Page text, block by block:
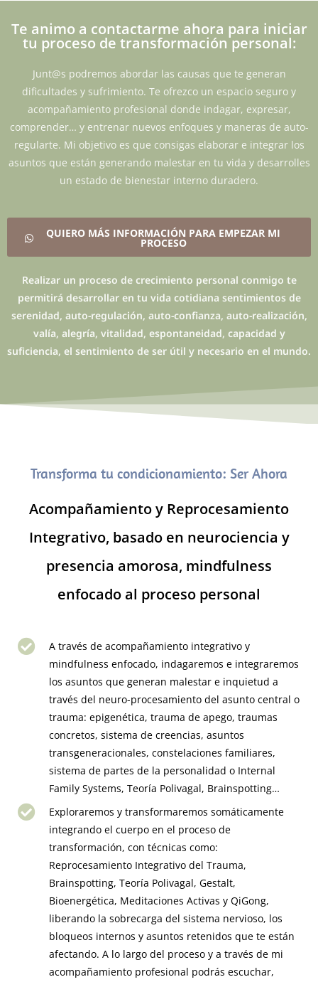
Te animo a contactarme ahora para iniciar
tu proceso de transformación personal:
Junt@s podremos abordar las causas que te generan
dificultades y sufrimiento. Te ofrezco un espacio seguro y
acompañamiento profesional donde indagar, expresar,
comprender… y entrenar nuevos enfoques y maneras de auto-
regularte. Mi objetivo es que consigas elaborar e integrar los
asuntos que están generando malestar en tu vida y desarrolles
un estado de bienestar interno duradero.
QUIERO MÁS INFORMACIÓN PARA EMPEZAR MI
PROCESO
Realizar un proceso de crecimiento personal conmigo te
permitirá desarrollar en tu vida cotidiana sentimientos de
serenidad, auto-regulación, auto-confianza, auto-realización,
valía, alegría, vitalidad, espontaneidad, capacidad y
suficiencia, el sentimiento de ser útil y necesario en el mundo.
Transforma tu condicionamiento: Ser Ahora
Acompañamiento y Reprocesamiento
Integrativo, basado en neurociencia y
presencia amorosa, mindfulness
enfocado al proceso personal
A través de acompañamiento integrativo y
mindfulness enfocado, indagaremos e integraremos
los asuntos que generan malestar e inquietud a
través del neuro-procesamiento del asunto central o
trauma: epigenética, trauma de apego, traumas
concretos, sistema de creencias, asuntos
transgeneracionales, constelaciones familiares,
sistema de partes de la personalidad o Internal
Family Systems, Teoría Polivagal, Brainspotting…
Exploraremos y transformaremos somáticamente
integrando el cuerpo en el proceso de
transformación, con técnicas como:
Reprocesamiento Integrativo del Trauma,
Brainspotting, Teoría Polivagal, Gestalt,
Bioenergética, Meditaciones Activas y QiGong,
liberando la sobrecarga del sistema nervioso, los
bloqueos internos y asuntos retenidos que te están
afectando. A lo largo del proceso y a través de mi
acompañamiento profesional podrás escuchar,